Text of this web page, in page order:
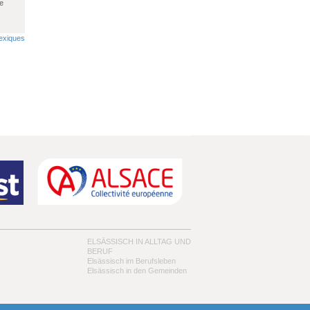
ELSÄSSISCH IN ALLTAG UND
BERUF
Elsässisch im Berufsleben
Elsässisch in den Gemeinden